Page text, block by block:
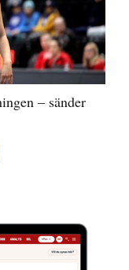
– sänder